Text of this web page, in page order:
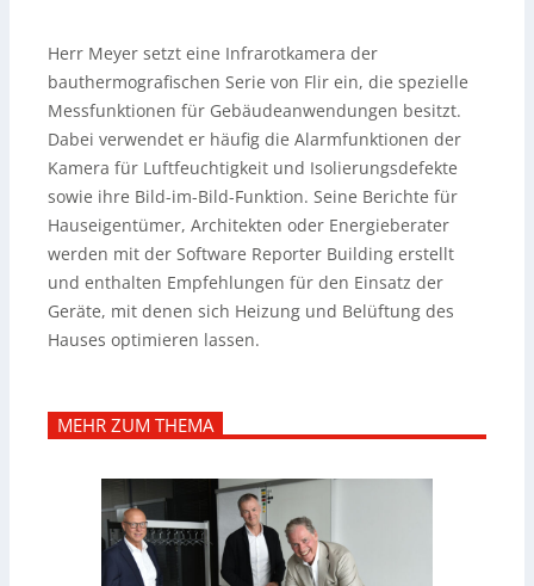
Herr Meyer setzt eine Infrarotkamera der
bauthermografischen Serie von Flir ein, die spezielle
Messfunktionen für Gebäudeanwendungen besitzt.
Dabei verwendet er häufig die Alarmfunktionen der
Kamera für Luftfeuchtigkeit und Isolierungsdefekte
sowie ihre Bild-im-Bild-Funktion. Seine Berichte für
Hauseigentümer, Architekten oder Energieberater
werden mit der Software Reporter Building erstellt
und enthalten Empfehlungen für den Einsatz der
Geräte, mit denen sich Heizung und Belüftung des
Hauses optimieren lassen.
MEHR ZUM THEMA